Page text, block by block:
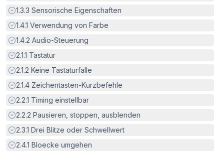
Erfüllt:
1.3.3 Sensorische Eigenschaften
Erfüllt:
1.4.1 Verwendung von Farbe
Erfüllt:
1.4.2 Audio-Steuerung
Erfüllt:
2.1.1 Tastatur
Erfüllt:
2.1.2 Keine Tastaturfalle
Erfüllt:
2.1.4 Zeichentasten-Kurzbefehle
Erfüllt:
2.2.1 Timing einstellbar
Erfüllt:
2.2.2 Pausieren, stoppen, ausblenden
Erfüllt:
2.3.1 Drei Blitze oder Schwellwert
Erfüllt:
2.4.1 Bloecke umgehen